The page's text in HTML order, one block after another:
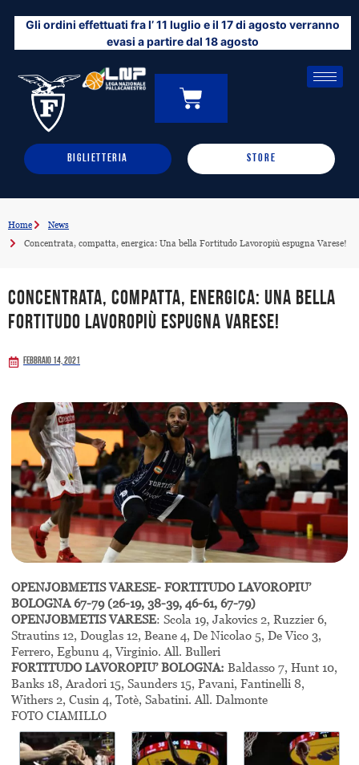
contenuto
Gli ordini effettuati fra l’ 11 luglio e il 17 di agosto verranno
evasi a partire dal 18 agosto
0
CARRELLO
BIGLIETTERIA STORE
Home
News
Concentrata, compatta, energica: Una bella Fortitudo Lavoropiù espugna Varese!
Concentrata, compatta, energica: Una bella
Fortitudo Lavoropiù espugna Varese!
Febbraio 14, 2021
OPENJOBMETIS VARESE- FORTITUDO LAVOROPIU’
BOLOGNA 67-79 (26-19, 38-39, 46-61, 67-79)
OPENJOBMETIS VARESE: Scola 19, Jakovics 2, Ruzzier 6,
Strautins 12, Douglas 12, Beane 4, De Nicolao 5, De Vico 3,
Ferrero, Egbunu 4, Virginio. All. Bulleri
FORTITUDO LAVOROPIU’ BOLOGNA: Baldasso 7, Hunt 10,
Banks 18, Aradori 15, Saunders 15, Pavani, Fantinelli 8,
Withers 2, Cusin 4, Totè, Sabatini. All. Dalmonte
FOTO CIAMILLO